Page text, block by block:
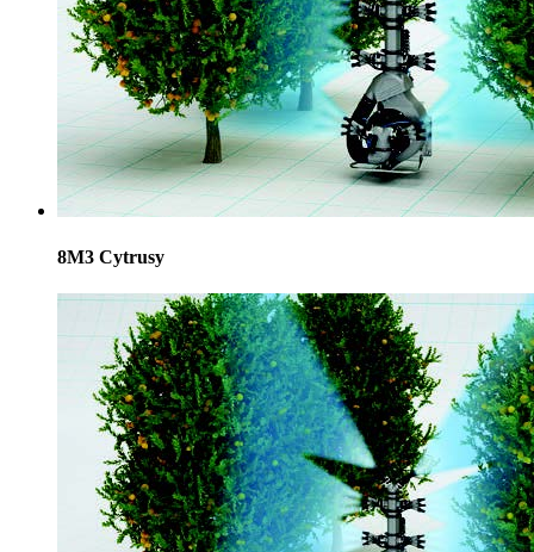
8M3 Cytrusy